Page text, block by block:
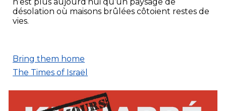
désolation où maisons brûlées côtoient restes de
vies.
Bring them home
The Times of Israël